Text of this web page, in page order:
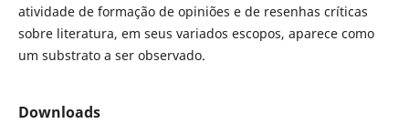
atividade de formação de opiniões e de resenhas críticas
sobre literatura, em seus variados escopos, aparece como
um substrato a ser observado.
Downloads